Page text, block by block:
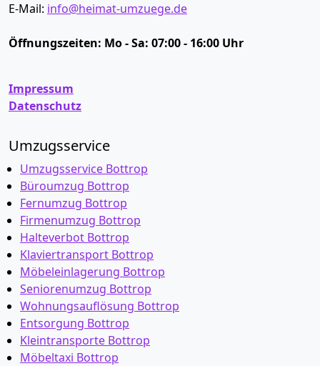
E-Mail: info@heimat-umzuege.de
Öffnungszeiten: Mo - Sa: 07:00 - 16:00 Uhr
Impressum
Datenschutz
Umzugsservice
Umzugsservice Bottrop
Büroumzug Bottrop
Fernumzug Bottrop
Firmenumzug Bottrop
Halteverbot Bottrop
Klaviertransport Bottrop
Möbeleinlagerung Bottrop
Seniorenumzug Bottrop
Wohnungsauflösung Bottrop
Entsorgung Bottrop
Kleintransporte Bottrop
Möbeltaxi Bottrop